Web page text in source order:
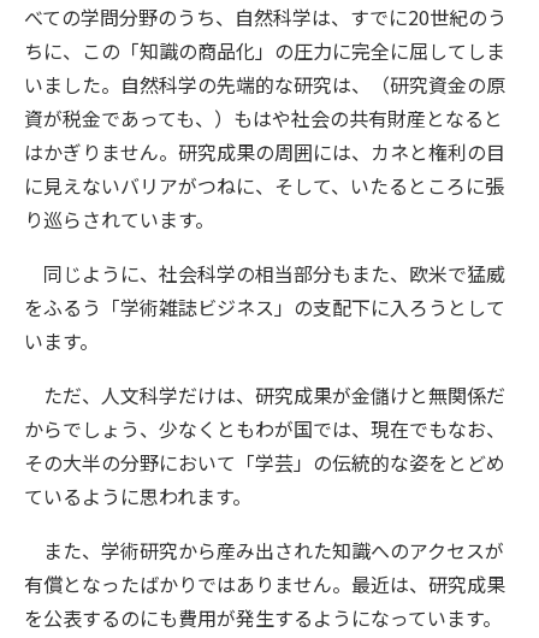
べての学問分野のうち、自然科学は、すでに20世紀のう
ちに、この「知識の商品化」の圧力に完全に屈してしま
いました。自然科学の先端的な研究は、（研究資金の原
資が税金であっても、）もはや社会の共有財産となると
はかぎりません。研究成果の周囲には、カネと権利の目
に見えないバリアがつねに、そして、いたるところに張
り巡らされています。
同じように、社会科学の相当部分もまた、欧米で猛威
をふるう「学術雑誌ビジネス」の支配下に入ろうとして
います。
ただ、人文科学だけは、研究成果が金儲けと無関係だ
からでしょう、少なくともわが国では、現在でもなお、
その大半の分野において「学芸」の伝統的な姿をとどめ
ているように思われます。
また、学術研究から産み出された知識へのアクセスが
有償となったばかりではありません。最近は、研究成果
を公表するのにも費用が発生するようになっています。